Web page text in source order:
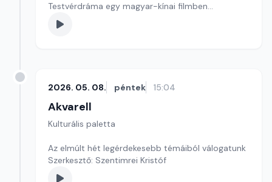
Testvérdráma egy magyar-kínai filmben
szerkesztő: Szentimrei Kristóf
2026. 05. 08. péntek 15:04
Akvarell
Kulturális paletta
Az elmúlt hét legérdekesebb témáiból válogatunk
Szerkesztő: Szentimrei Kristóf